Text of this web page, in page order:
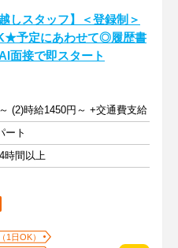
越しスタッフ】＜登録制＞
予定にあわせて◎履歴書
面接で即スタート
(2)時給1450円～ +交通費支給
ート
時間以上
1日OK）